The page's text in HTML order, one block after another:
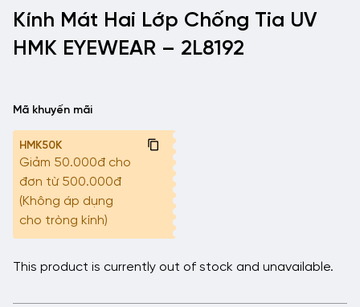
Kính Mát Hai Lớp Chống Tia UV
HMK EYEWEAR – 2L8192
Mã khuyến mãi
HMK50K
Giảm 50.000đ cho
đơn từ 500.000đ
(Không áp dụng
cho tròng kính)
This product is currently out of stock and unavailable.